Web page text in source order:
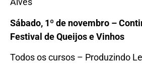
Sábado, 1º de novembro –
Festival de Queijos e Vinhos
Todos os cursos – Produzindo